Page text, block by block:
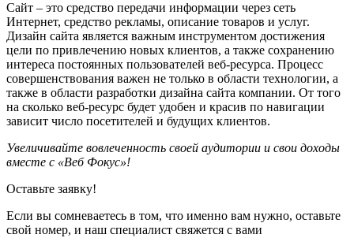
Сайт – это средство передачи информации через сеть
Интернет, средство рекламы, описание товаров и услуг.
Дизайн сайта является важным инструментом достижения
цели по привлечению новых клиентов, а также сохранению
интереса постоянных пользователей веб-ресурса. Процесс
совершенствования важен не только в области технологии, а
также в области разработки дизайна сайта компании. От того
на сколько веб-ресурс будет удобен и красив по навигации
зависит число посетителей и будущих клиентов.
Увеличивайте вовлеченность своей аудитории и свои доходы
вместе с «Веб Фокус»!
Оставьте заявку!
Если вы сомневаетесь в том, что именно вам нужно, оставьте
свой номер, и наш специалист свяжется с вами